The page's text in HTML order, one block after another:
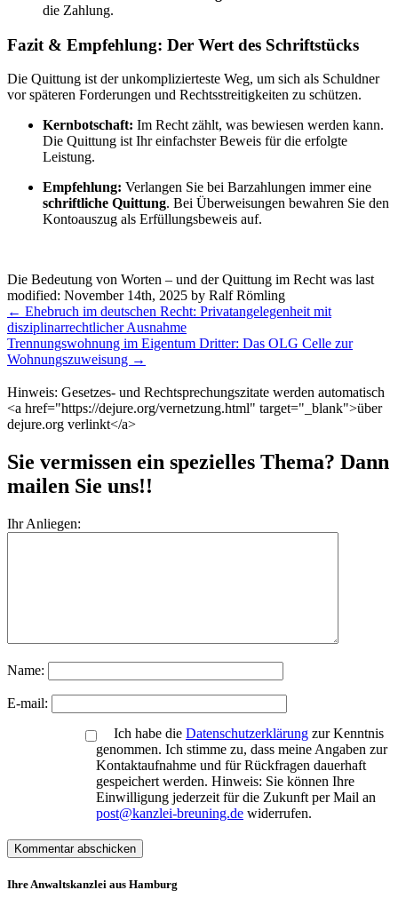
die Zahlung.
Fazit & Empfehlung: Der Wert des Schriftstücks
Die Quittung ist der unkomplizierteste Weg, um sich als Schuldner
vor späteren Forderungen und Rechtsstreitigkeiten zu schützen.
Kernbotschaft: Im Recht zählt, was bewiesen werden kann.
Die Quittung ist Ihr einfachster Beweis für die erfolgte
Leistung.
Empfehlung: Verlangen Sie bei Barzahlungen immer eine
schriftliche Quittung. Bei Überweisungen bewahren Sie den
Kontoauszug als Erfüllungsbeweis auf.
Die Bedeutung von Worten – und der Quittung im Rechtwas last
modified: November 14th, 2025 by Ralf Römling
Weitere
Meldungen
← Ehebruch im deutschen Recht: Privatangelegenheit mit
disziplinarrechtlicher Ausnahme
Trennungswohnung im Eigentum Dritter: Das OLG Celle zur
Wohnungszuweisung →
Hinweis: Gesetzes- und Rechtsprechungszitate werden automatisch
<a href="https://dejure.org/vernetzung.html" target="_blank">über
dejure.org verlinkt</a>
Sie vermissen ein spezielles Thema? Dann
mailen Sie uns!!
Ihr Anliegen:
Name:
E-mail:
Ich habe die Datenschutzerklärung zur Kenntnis
genommen. Ich stimme zu, dass meine Angaben zur
Kontaktaufnahme und für Rückfragen dauerhaft
gespeichert werden. Hinweis: Sie können Ihre
Einwilligung jederzeit für die Zukunft per Mail an
post@kanzlei-breuning.de widerrufen.
Ihre Anwaltskanzlei aus Hamburg